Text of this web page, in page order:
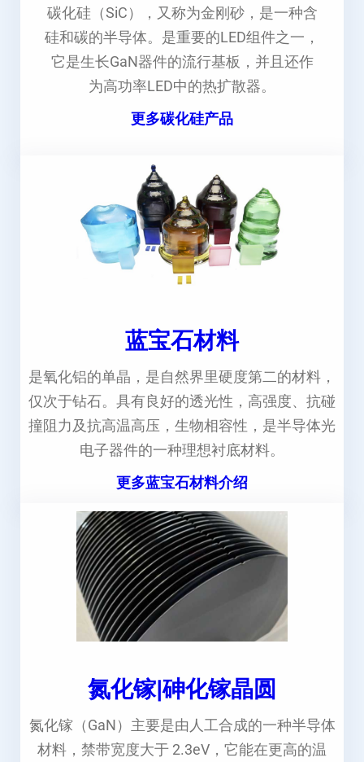
碳化硅（SiC），又称为金刚砂，是一种含
硅和碳的半导体。是重要的LED组件之一，
它是生长GaN器件的流行基板，并且还作
为高功率LED中的热扩散器。
更多碳化硅产品
蓝宝石材料
是氧化铝的单晶，是自然界里硬度第二的材料，
仅次于钻石。具有良好的透光性，高强度、抗碰
撞阻力及抗高温高压，生物相容性，是半导体光
电子器件的一种理想衬底材料。
更多蓝宝石材料介绍
氮化镓|砷化镓晶圆
氮化镓（GaN）主要是由人工合成的一种半导体
材料，禁带宽度大于 2.3eV，它能在更高的温